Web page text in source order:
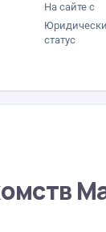
На сайте с
статус